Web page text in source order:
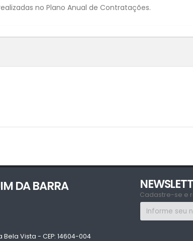
no Plano Anual de Contratações.
DA BARRA
Vista - CEP: 14604-004
Cadastre-se e